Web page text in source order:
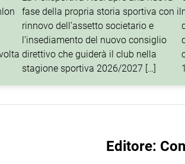
fase della propria storia sportiva con il
rinnovo dell’assetto societario e
l’insediamento del nuovo consiglio
direttivo che guiderà il club nella
stagione sportiva 2026/2027 […]
Editore: